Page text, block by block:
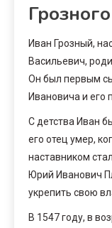
Грозного
Иван Грозный,
Васильевич,
Он был первым
Ивановича и его
С детства Иван
его отец умер,
наставником
Юрий Иванович
укрепить свою
В 1547 году, в